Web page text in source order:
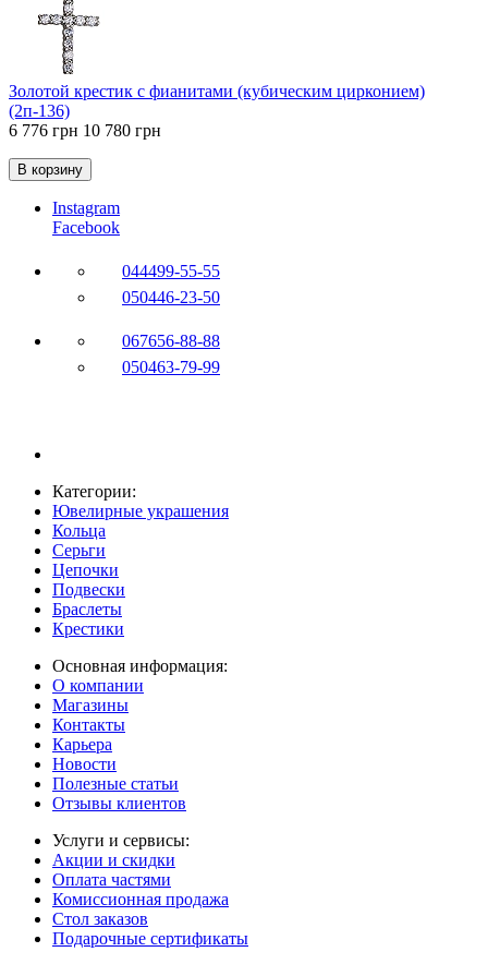
Золотой крестик с фианитами (кубическим цирконием)
(2п-136)
6 776 грн 10 780 грн
В корзину
Instagram
Facebook
044499-55-55
050446-23-50
067656-88-88
050463-79-99
Категории:
Ювелирные украшения
Кольца
Серьги
Цепочки
Подвески
Браслеты
Крестики
Основная информация:
О компании
Магазины
Контакты
Карьера
Новости
Полезные статьи
Отзывы клиентов
Услуги и сервисы:
Акции и скидки
Оплата частями
Комиссионная продажа
Стол заказов
Подарочные сертификаты